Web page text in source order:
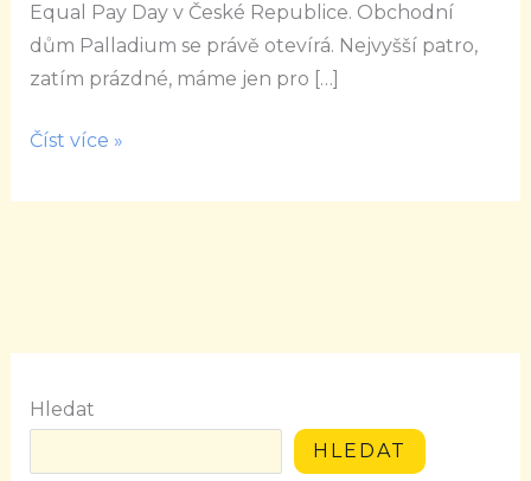
Equal Pay Day v České Republice. Obchodní
dům Palladium se právě otevírá. Nejvyšší patro,
zatím prázdné, máme jen pro […]
děkujeme
Číst více »
Hledat
HLEDAT